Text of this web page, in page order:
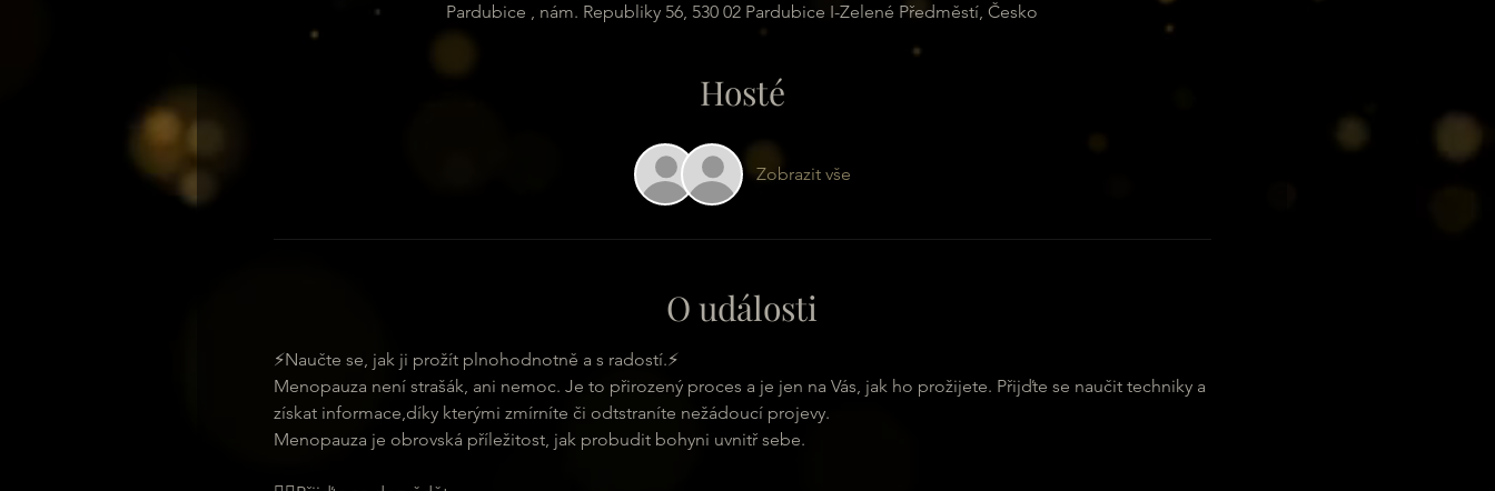
Pardubice , nám. Republiky 56, 530 02 Pardubice I-Zelené Předměstí, Česko
Hosté
Zobrazit vše
O události
⚡Naučte se, jak ji prožít plnohodnotně a s radostí.⚡
Menopauza není strašák, ani nemoc. Je to přirozený proces a je jen na Vás, jak ho prožijete. Přijďte se naučit techniky a
získat informace,díky kterými zmírníte či odtstraníte nežádoucí projevy.
Menopauza je obrovská příležitost, jak probudit bohyni uvnitř sebe.